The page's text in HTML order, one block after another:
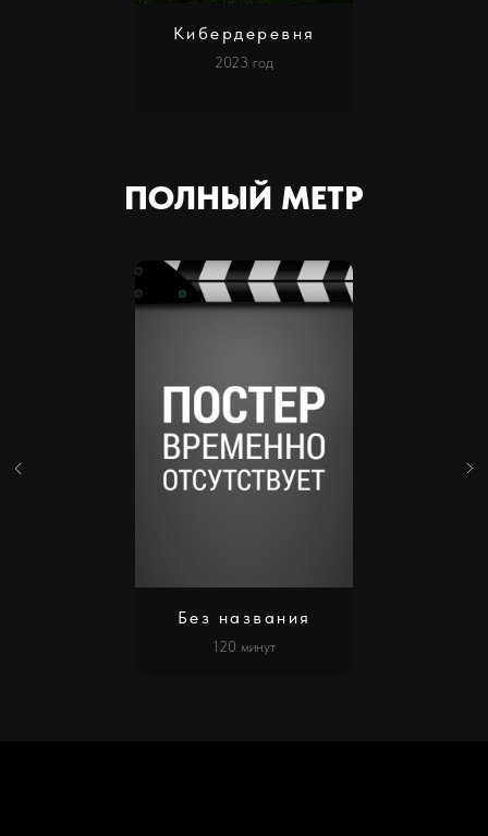
Кибердеревня
2023 год
ПОЛНЫЙ МЕТР
Без названия
120 минут